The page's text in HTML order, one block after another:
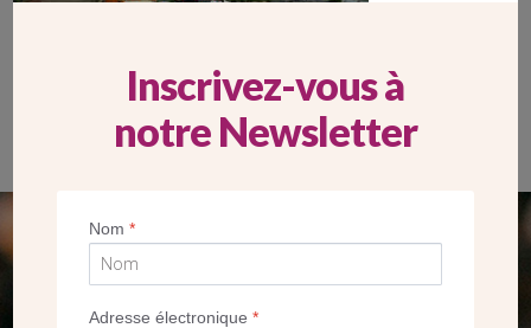
SEUL VOTRE DON
NOUS PERMET D’AGIR
Inscrivez-vous à
notre Newsletter
Nom*
Adresse électronique*